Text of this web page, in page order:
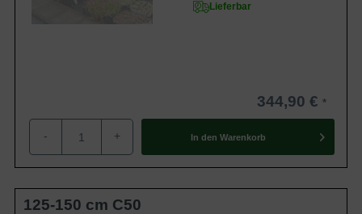
Lieferbar
344,90 €
- + In den Warenkorb
125-150 cm C50